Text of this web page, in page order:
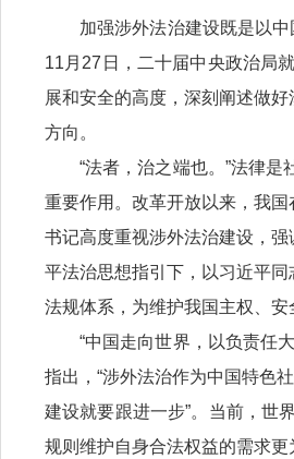
加强涉外法治建设既是以
11月27日，二十届中央政治局
展和安全的高度，深刻阐述做
方向。
“法者，治之端也。”法律
重要作用。改革开放以来，我
书记高度重视涉外法治建设，强
平法治思想指引下，以习近平
法规体系，为维护我国主权、
“中国走向世界，以负责任
指出，“涉外法治作为中国特色
建设就要跟进一步”。当前，世
规则维护自身合法权益的需求